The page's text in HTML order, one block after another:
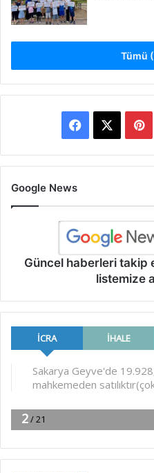
Tümü
Facebook
Google News
Güncel haberleri takip
listemize